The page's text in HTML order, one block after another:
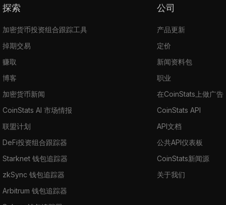
探索
加密货币投资组合跟踪工具
掉期交易
赚取
博客
加密货币新闻
CoinStats AI 市场情报
联盟计划
DeFi投资组合跟踪器
Starknet 钱包追踪器
zkSync 钱包追踪器
Arbitrum 钱包追踪器
公司
产品更新
定价
新闻资料包
职业
在CoinStats上做广告
CoinStats API
API文档
公共API仪表板
CoinStats新闻源
关于我们